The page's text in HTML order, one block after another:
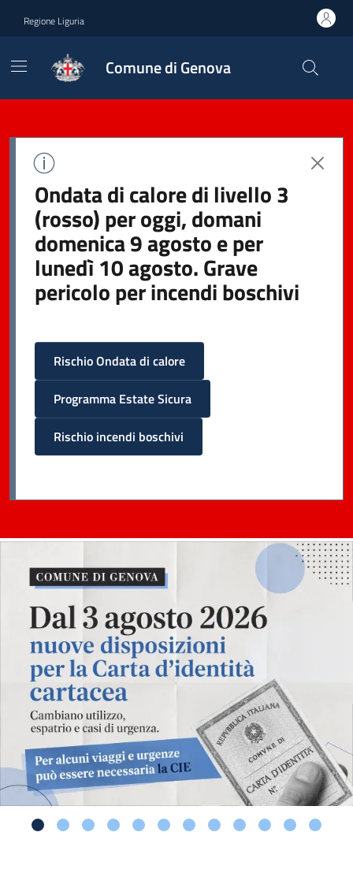
Regione Liguria
Comune di Genova
Ondata di calore di livello 3
(rosso) per oggi, domani
domenica 9 agosto e per
lunedì 10 agosto. Grave
pericolo per incendi boschivi
Rischio Ondata di calore
Programma Estate Sicura
Rischio incendi boschivi